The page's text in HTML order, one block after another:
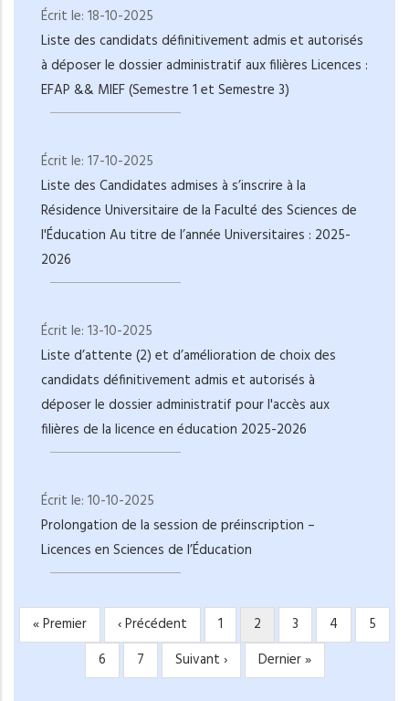
Écrit le: 18-10-2025
Liste des candidats définitivement admis et autorisés
à déposer le dossier administratif aux filières Licences :
EFAP && MIEF (Semestre 1 et Semestre 3)
Écrit le: 17-10-2025
Liste des Candidates admises à s’inscrire à la
Résidence Universitaire de la Faculté des Sciences de
l'Éducation Au titre de l’année Universitaires : 2025-
2026
Écrit le: 13-10-2025
Liste d’attente (2) et d’amélioration de choix des
candidats définitivement admis et autorisés à
déposer le dossier administratif pour l'accès aux
filières de la licence en éducation 2025-2026
Écrit le: 10-10-2025
Prolongation de la session de préinscription –
Licences en Sciences de l’Éducation
PAGINATION
Première
page
« Premier
Page
précédente
‹ Précédent Page
1
Page
courante
2 Page
3 Page
4 Page
5
Page
6 Page
7
Page
suivante
Suivant ›
Dernière
page
Dernier »